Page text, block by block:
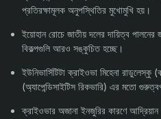
প্রতিরক্ষামূলক অনুপস্থিতির মুখোমুখি হয়।
ইয়োহান রোচে জাতীয় দলের দায়িত্ব
বিকল্পগুলি আরও সঙ্কুচিত হচ্ছে।
ইউনিভার্সিটিটা ক্রাইওভা মিহেনা রাডুলেস্কু
(অ্যাপেন্ডিসাইটিস রিকভারি) এর মতো
ক্রাইওভার অজানা ইনজুরির কারণে আদ্রিয়ান